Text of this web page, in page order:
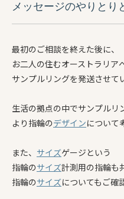
メッセージのやりとり
最初のご相談を終えた後に、
お二人の住むオーストラリア
サンプルリングを発送させて
生活の拠点の中でサンプルリ
より指輪のデザインについて
また、 サイズゲージという
指輪のサイズ計測用の指輪も
指輪のサイズについてもご確